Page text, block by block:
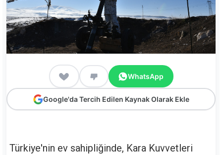
WhatsApp
Google'da Tercih Edilen Kaynak Olarak Ekle
Türkiye'nin ev sahipliğinde, Kara Kuvvetleri